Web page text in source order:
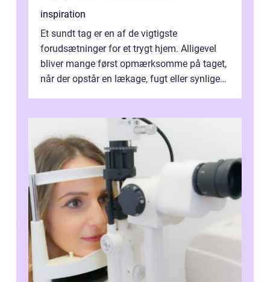
inspiration
Et sundt tag er en af de vigtigste
forudsætninger for et trygt hjem. Alligevel
bliver mange først opmærksomme på taget,
når der opstår en lækage, fugt eller synlige